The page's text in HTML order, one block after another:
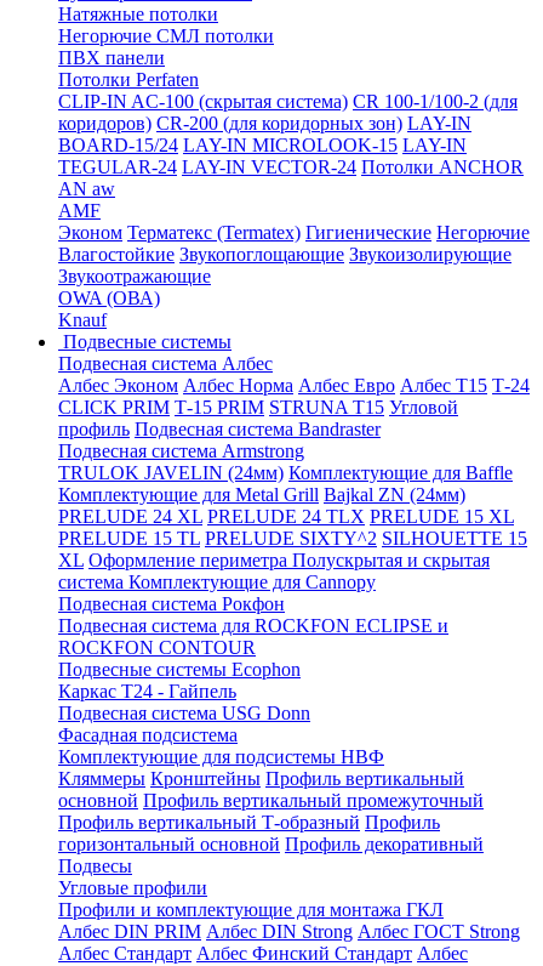
Натяжные потолки
Негорючие СМЛ потолки
ПВХ панели
Потолки Perfaten
CLIP-IN AC-100 (скрытая система) CR 100-1/100-2 (для
коридоров) CR-200 (для коридорных зон) LAY-IN
BOARD-15/24 LAY-IN MICROLOOK-15 LAY-IN
TEGULAR-24 LAY-IN VECTOR-24 Потолки ANCHOR
AN aw
AMF
Эконом Терматекс (Termatex) Гигиенические Негорючие
Влагостойкие Звукопоглощающие Звукоизолирующие
Звукоотражающие
OWA (ОВА)
Knauf
Подвесные системы
Подвесная система Албес
Албес Эконом Албес Норма Албес Евро Албес T15 Т-24
CLICK PRIM Т-15 PRIM STRUNA Т15 Угловой
профиль Подвесная система Bandraster
Подвесная система Armstrong
TRULOK JAVELIN (24мм) Комплектующие для Baffle
Комплектующие для Metal Grill Bajkal ZN (24мм)
PRELUDE 24 XL PRELUDE 24 TLX PRELUDE 15 XL
PRELUDE 15 TL PRELUDE SIXTY^2 SILHOUETTE 15
XL Оформление периметра Полускрытая и скрытая
система Комплектующие для Cannopy
Подвесная система Рокфон
Подвесная система для ROCKFON ECLIPSE и
ROCKFON CONTOUR
Подвесные системы Ecophon
Каркас Т24 - Гайпель
Подвесная система USG Donn
Фасадная подсистема
Комплектующие для подсистемы НВФ
Кляммеры Кронштейны Профиль вертикальный
основной Профиль вертикальный промежуточный
Профиль вертикальный Т-образный Профиль
горизонтальный основной Профиль декоративный
Подвесы
Угловые профили
Профили и комплектующие для монтажа ГКЛ
Албес DIN PRIM Албес DIN Strong Албес ГОСТ Strong
Албес Стандарт Албес Финский Стандарт Албес